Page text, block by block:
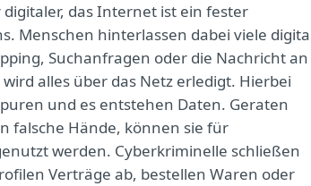
das Internet ist ein fester
Menschen hinterlassen dabei viele
Suchanfragen oder die Nachricht an
alles über das Netz erledigt. Hierbei
und es entstehen Daten. Geraten
falsche Hände, können sie für
werden. Cyberkriminelle schließen
Verträge ab, bestellen Waren oder